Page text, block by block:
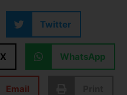
Twitter
X WhatsApp
Email